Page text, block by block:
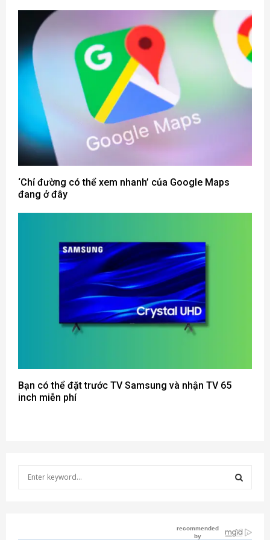
‘Chỉ đường có thể xem nhanh’ của Google Maps
đang ở đây
Bạn có thể đặt trước TV Samsung và nhận TV 65
inch miễn phí